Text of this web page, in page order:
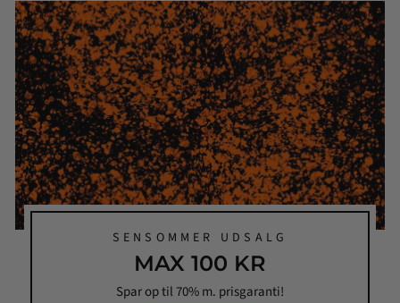
SENSOMMER UDSALG
MAX 100 KR
Spar op til 70% m. prisgaranti!